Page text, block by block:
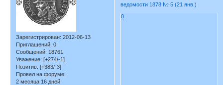
Зарегистрирован: 2012-06-13
Приглашений: 0
Сообщений: 18761
Уважение: [+274/-1]
Позитив: [+383/-3]
Провел на форуме:
2 месяца 16 дней
ведомости 1878 № 5 (21 янв.)
0